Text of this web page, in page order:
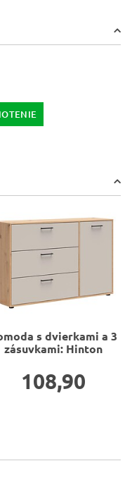
s dvierkami a 3
zásuvkami: Hinton
108,90